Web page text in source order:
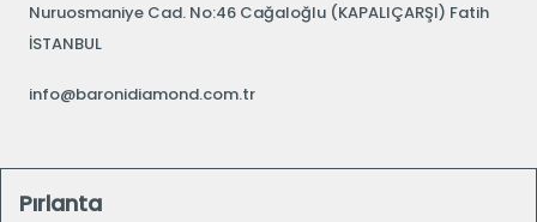
Nuruosmaniye Cad. No:46 Cağaloğlu (KAPALIÇARŞI) Fatih
İSTANBUL
info@baronidiamond.com.tr
Pırlanta